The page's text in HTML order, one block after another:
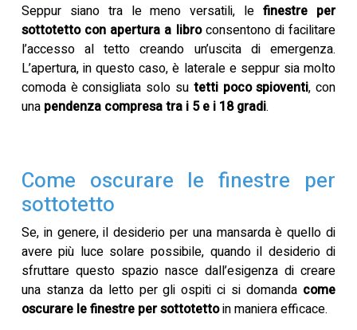
Seppur siano tra le meno versatili, le finestre per
sottotetto con apertura a libroconsentono di facilitare
l’accesso al tetto creando un’uscita di emergenza.
L’apertura, in questo caso, è laterale e seppur sia molto
comoda è consigliata solo su tetti poco spioventi, con
una pendenza compresa tra i 5 e i 18 gradi.
Come oscurare le finestre per
sottotetto
Se, in genere, il desiderio per una mansarda è quello di
avere più luce solare possibile, quando il desiderio di
sfruttare questo spazio nasce dall’esigenza di creare
una stanza da letto per gli ospiti ci si domanda come
oscurare le finestre per sottotettoin maniera efficace.